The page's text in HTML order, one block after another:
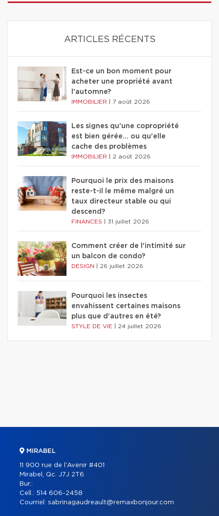
ARTICLES RÉCENTS
Est-ce un bon moment pour
acheter une propriété avant
l'automne?
IMMOBILIER 7 août 2026
Les signes qu'une copropriété
est bien gérée… ou qu'elle
cache des problèmes
IMMOBILIER 2 août 2026
Pourquoi le prix des maisons
reste-t-il le même malgré un
taux directeur stable ou qui
descend?
FINANCES 31 juillet 2026
Comment créer de l'intimité sur
un balcon de condo?
DESIGN 26 juillet 2026
Pourquoi les insectes
envahissent certaines maisons
plus que d'autres en été?
STYLE DE VIE 24 juillet 2026
MIRABEL
11 900 rue de l'Avenir #401
Mirabel, Qc. J7J 2T6
Bur.:
Cell.: 514 606-2458
Courriel: sabrinagaudreault@remaxbonjour.com